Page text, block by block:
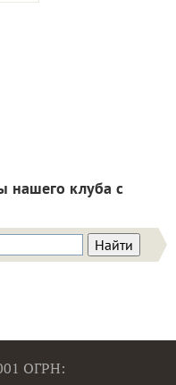
нашего клуба с
ОГРН: